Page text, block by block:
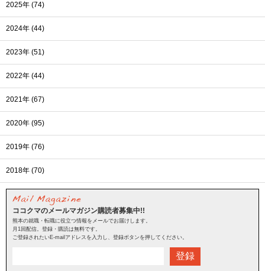
2025年 (74)
2024年 (44)
2023年 (51)
2022年 (44)
2021年 (67)
2020年 (95)
2019年 (76)
2018年 (70)
ココクマのメールマガジン購読者募集中!!
熊本の就職・転職に役立つ情報をメールでお届けします。
月1回配信。登録・購読は無料です。
ご登録されたいE-mailアドレスを入力し、登録ボタンを押してください。
登録